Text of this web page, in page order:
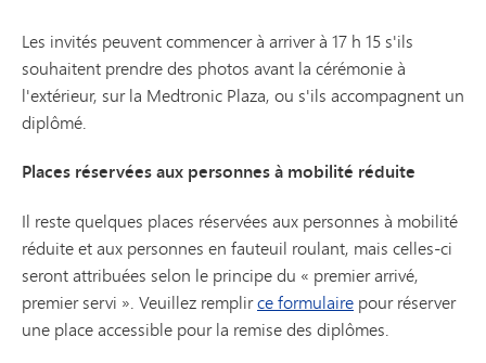
Les invités peuvent commencer à arriver à 17 h 15 s'ils
souhaitent prendre des photos avant la cérémonie à
l'extérieur, sur la Medtronic Plaza, ou s'ils accompagnent un
diplômé.
Places réservées aux personnes à mobilité réduite
Il reste quelques places réservées aux personnes à mobilité
réduite et aux personnes en fauteuil roulant, mais celles-ci
seront attribuées selon le principe du « premier arrivé,
premier servi ». Veuillez remplirce formulaire pour réserver
une place accessible pour la remise des diplômes.